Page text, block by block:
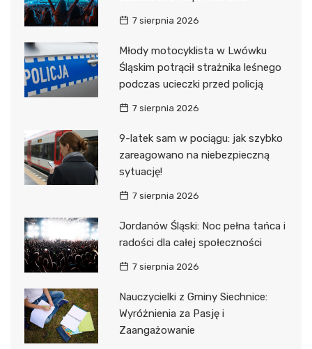
7 sierpnia 2026
Młody motocyklista w Lwówku
Śląskim potrącił strażnika leśnego
podczas ucieczki przed policją
7 sierpnia 2026
9-latek sam w pociągu: jak szybko
zareagowano na niebezpieczną
sytuację!
7 sierpnia 2026
Jordanów Śląski: Noc pełna tańca i
radości dla całej społeczności
7 sierpnia 2026
Nauczycielki z Gminy Siechnice:
Wyróżnienia za Pasję i
Zaangażowanie